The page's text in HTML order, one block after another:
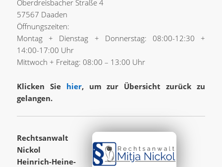
Oberdreisbacher Straße 4
57567 Daaden
Öffnungszeiten:
Montag + Dienstag + Donnerstag: 08:00-12:30 +
14:00-17:00 Uhr
Mittwoch + Freitag: 08:00 – 13:00 Uhr
Klicken Sie hier, um zur Übersicht zurück zu
gelangen.
Rechtsanwalt
Nickol
Heinrich-Heine-